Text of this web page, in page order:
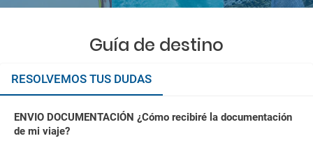
Guía de destino
RESOLVEMOS TUS DUDAS
ENVIO DOCUMENTACIÓN ¿Cómo recibiré la documentación
de mi viaje?